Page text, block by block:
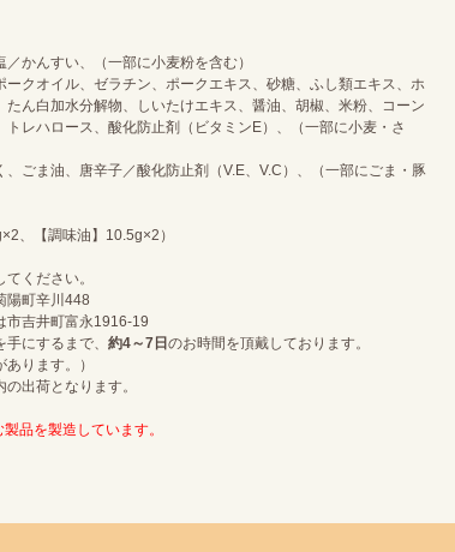
かんすい、（一部に小麦粉を含む）
ークオイル、ゼラチン、ポークエキス、砂糖、ふし類エキス、ホ
ん白加水分解物、しいたけエキス、醤油、胡椒、米粉、コーン
レハロース、酸化防止剤（ビタミンE）、（一部に小麦・さ
、ごま油、唐辛子／酸化防止剤（V.E、V.C）、（一部にごま・豚
、【調味油】10.5g×2）
ください。
陽町辛川448
吉井町富永1916-19
にするまで、 約4～7日 のお時間を頂戴しております。
ります。）
出荷となります。
品を製造しています。